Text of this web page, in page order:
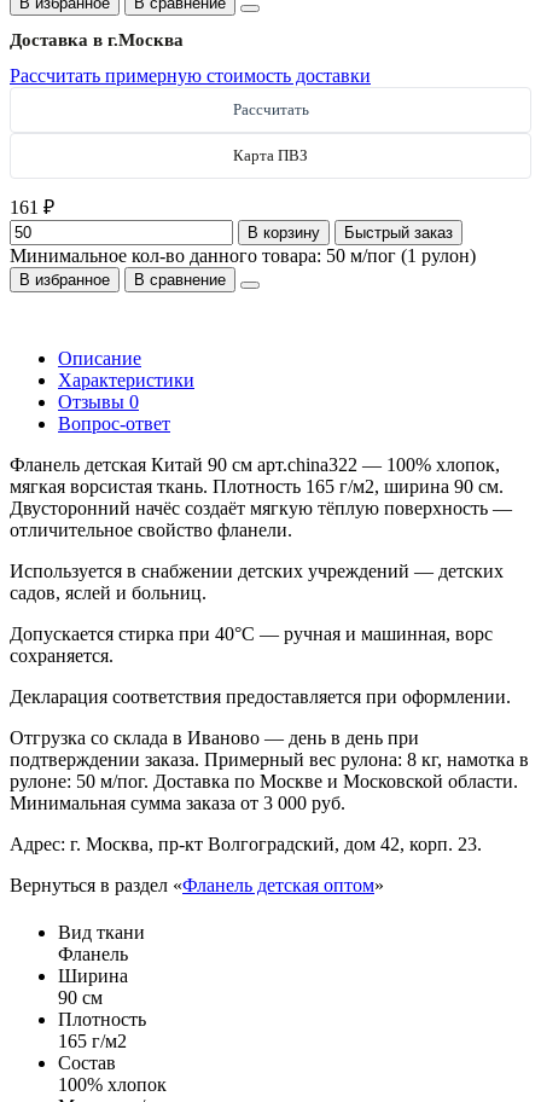
Доставка в г.Москва
Рассчитать примерную стоимость доставки
Рассчитать
Карта ПВЗ
161 ₽
В корзину Быстрый заказ
Минимальное кол-во данного товара: 50 м/пог (1 рулон)
В избранное В сравнение
Описание
Характеристики
Отзывы 0
Вопрос-ответ
Фланель детская Китай 90 см арт.china322 — 100% хлопок,
мягкая ворсистая ткань. Плотность 165 г/м2, ширина 90 см.
Двусторонний начёс создаёт мягкую тёплую поверхность —
отличительное свойство фланели.
Используется в снабжении детских учреждений — детских
садов, яслей и больниц.
Допускается стирка при 40°С — ручная и машинная, ворс
сохраняется.
Декларация соответствия предоставляется при оформлении.
Отгрузка со склада в Иваново — день в день при
подтверждении заказа. Примерный вес рулона: 8 кг, намотка в
рулоне: 50 м/пог. Доставка по Москве и Московской области.
Минимальная сумма заказа от 3 000 руб.
Адрес: г. Москва, пр-кт Волгоградский, дом 42, корп. 23.
Вернуться в раздел «Фланель детская оптом»
Вид ткани
Фланель
Ширина
90 см
Плотность
165 г/м2
Состав
100% хлопок